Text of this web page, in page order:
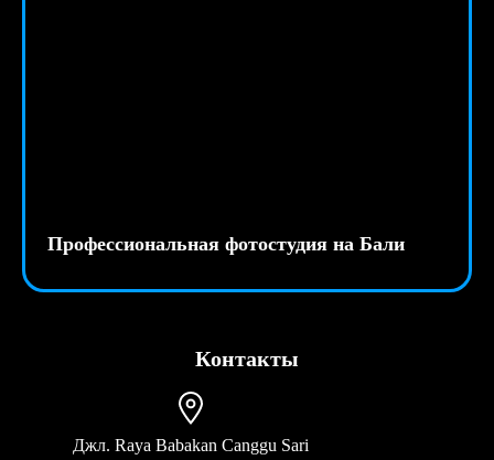
Профессиональная фотостудия на Бали
Контакты
Джл. Raya Babakan Canggu Sari